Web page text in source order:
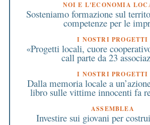
NOI E L'ECONOMIA
Sosteniamo formazione sul
competenze per le
I NOSTRI PROGETTI
«Progetti locali, cuore
call parte da 23
I NOSTRI PROGETTI
Dalla memoria locale a
libro sulle vittime innocenti fa
ASSEMBLEA
Investire sui giovani per